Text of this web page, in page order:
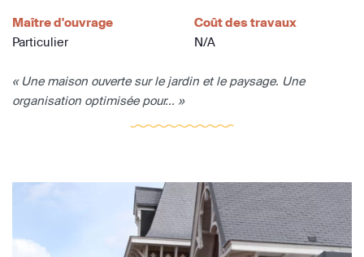
Maître d'ouvrage
Particulier
Coût des travaux
N/A
« Une maison ouverte sur le jardin et le paysage. Une
organisation optimisée pour... »